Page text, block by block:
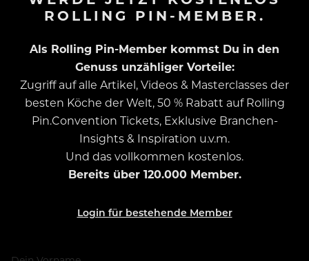
ROLLING PIN-MEMBER.
Als Rolling Pin-Member kommst Du in den
Genuss unzähliger Vorteile:
Zugriff auf alle Artikel, Videos & Masterclasses der
besten Köche der Welt, 50 % Rabatt auf Rolling
Pin.Convention Tickets, Exklusive Branchen-
Insights & Inspiration u.v.m.
Und das vollkommen kostenlos.
Bereits über 120.000 Member.
Login für bestehende Member